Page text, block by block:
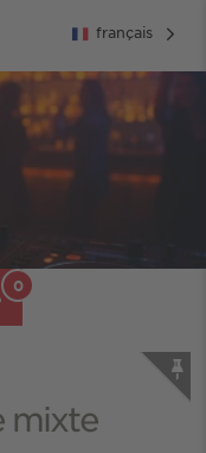
français
0
mixte